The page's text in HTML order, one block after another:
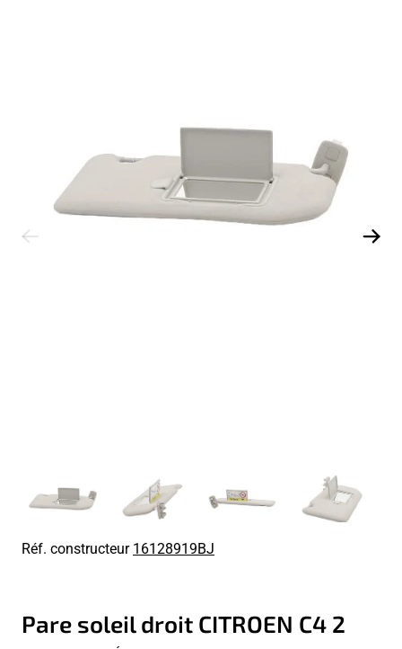
Réf. constructeur16128919BJ
Pare soleil droit CITROEN C4 2